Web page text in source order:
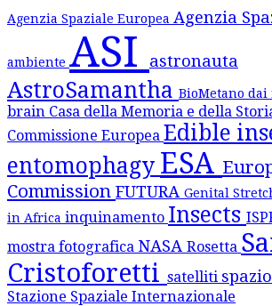
Agenzia Spaziale Europea Agenzia
ambiente ASI astronauta
AstroSamantha BioMetano
brain Casa della Memoria e della
Commissione Europea Edible
entomophagy ESA
Commission FUTURA Genital
in Africa inquinamento Insects
mostra fotografica NASA Rosetta
Cristoforetti satelliti spazio
Stazione Spaziale Internazionale